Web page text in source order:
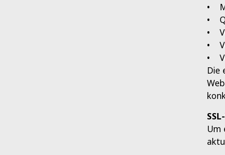
•
•
•
•
•
Die
Um